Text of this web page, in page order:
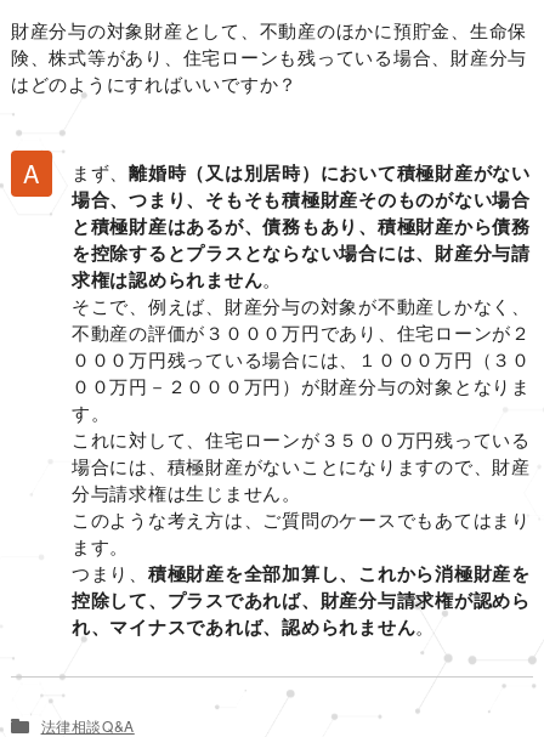
財産分与の対象財産として、不動産のほかに預貯金、生命保
険、株式等があり、住宅ローンも残っている場合、財産分与
はどのようにすればいいですか？
まず、離婚時（又は別居時）において積極財産がない
場合、つまり、そもそも積極財産そのものがない場合
と積極財産はあるが、債務もあり、積極財産から債務
を控除するとプラスとならない場合には、財産分与請
求権は認められません。
そこで、例えば、財産分与の対象が不動産しかなく、
不動産の評価が３０００万円であり、住宅ローンが２
０００万円残っている場合には、１０００万円（３０
００万円－２０００万円）が財産分与の対象となりま
す。
これに対して、住宅ローンが３５００万円残っている
場合には、積極財産がないことになりますので、財産
分与請求権は生じません。
このような考え方は、ご質問のケースでもあてはまり
ます。
つまり、 積極財産を全部加算し、これから消極財産を
控除して、プラスであれば、財産分与請求権が認めら
れ、マイナスであれば、認められません。
法律相談Q&A